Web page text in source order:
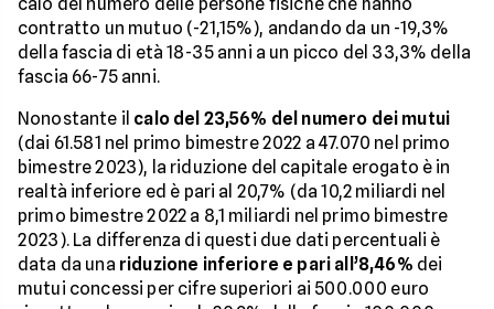
calo del numero delle persone fisiche che hanno
contratto un mutuo (-21,15%), andando da un -19,3%
della fascia di età 18-35 anni a un picco del 33,3% della
fascia 66-75 anni.
Nonostante il calo del 23,56% del numero dei mutui
(dai 61.581 nel primo bimestre 2022 a 47.070 nel primo
bimestre 2023), la riduzione del capitale erogato è in
realtà inferiore ed è pari al 20,7% (da 10,2 miliardi nel
primo bimestre 2022 a 8,1 miliardi nel primo bimestre
2023). La differenza di questi due dati percentuali è
data da una riduzione inferiore e pari all’8,46% dei
mutui concessi per cifre superiori ai 500.000 euro